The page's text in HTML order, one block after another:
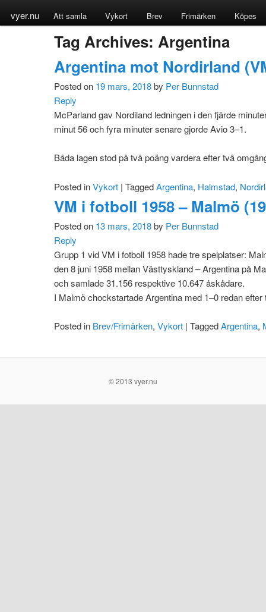
vyer.nu Att samla Vykort Brev Frimärken Köpes
Tag Archives: Argentina
Argentina mot Nordirland
Posted on 19 mars, 2018by Per Bunnstad
Reply
McParland gav Nordiland ledningen i den fjärde
minut 56 och fyra minuter senare gjorde Avio 3–1.
Båda lagen stod på två poäng vardera efter två
Posted inVykort | TaggedArgentina, Halmstad,
VM i fotboll 1958 – Malmö
Posted on 13 mars, 2018by Per Bunnstad
Reply
Grupp 1 vid VM i fotboll 1958 hade tre spelplatser:
den 8 juni 1958 mellan Västtyskland – Argentina på
och samlade 31.156 respektive 10.647 åskådare.
I Malmö chockstartade Argentina med 1–0 redan
Posted in Brev/Frimärken, Vykort | TaggedArgentina,
© 2013 vyer.nu